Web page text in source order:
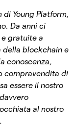
Young Platform,
Da anni ci
gratuite a
della blockchain e
conoscenza,
compravendita di
essere il nostro
al nostro
.